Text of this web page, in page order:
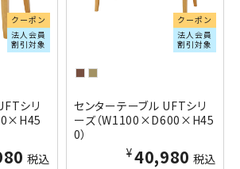
クーポン
法人会員
割引対象
シリ
税込
クーポン
法人会員
割引対象
センターテーブル UFTシリ
ーズ（W1100×D600×H45
0）
¥40,980 税込